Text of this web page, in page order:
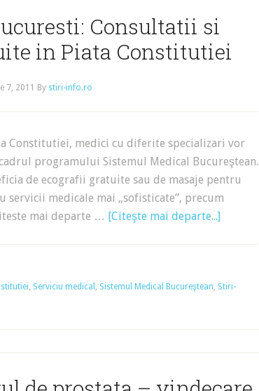
Consultatii si
in Piata Constitutiei
7, 2011 By stiri-info.ro
Constitutiei, medici cu diferite specializari vor
programului Sistemul Medical Bucureştean.
de ecografii gratuite sau de masaje pentru
servicii medicale mai „sofisticate”, precum
mai departe … [Citeşte mai departe...]
, Serviciu medical , Sistemul Medical Bucureştean, Stiri-